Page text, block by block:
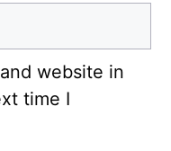
website in
time I